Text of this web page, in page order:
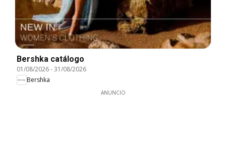
Bershka catálogo
01/08/2026-31/08/2026
Bershka
ANUNCIO